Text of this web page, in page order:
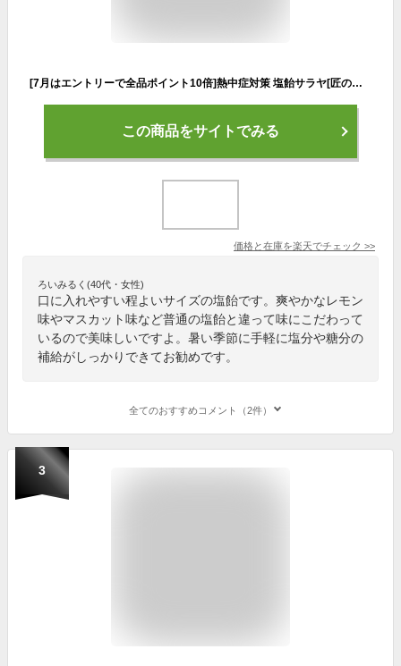
[7月はエントリーで全品ポイント10倍]熱中症対策 塩飴サラヤ[匠の塩飴] 750g（レモン/マスカット/スイカ/アップルビネガー）※ライチは500gとなります 暑さ対策 塩分補給 クエン酸 塩あめ キャンディー スポーツ 作業
この商品をサイトでみる
価格と在庫を楽天でチェック >>
ろいみるく(40代・女性)
口に入れやすい程よいサイズの塩飴です。爽やかなレモン
味やマスカット味など普通の塩飴と違って味にこだわって
いるので美味しいですよ。暑い季節に手軽に塩分や糖分の
補給がしっかりできてお勧めです。
全てのおすすめコメント（2件）
3